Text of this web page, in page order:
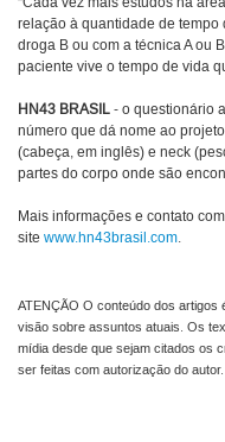
relação à quantidade de tempo
droga B ou com a técnica A ou
paciente vive o tempo de vida
HN43 BRASIL - o questionário
número que dá nome ao
(cabeça, em inglês) e neck
partes do corpo onde são
Mais informações e contato
site www.hn43brasil.com.
ATENÇÃO O conteúdo dos
visão sobre assuntos atuais. Os
mídia desde que sejam citados os
ser feitas com autorização do autor.